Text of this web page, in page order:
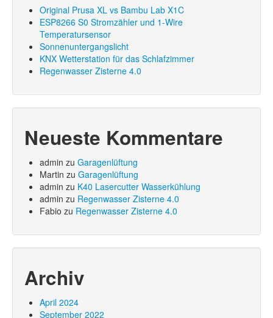
Original Prusa XL vs Bambu Lab X1C
ESP8266 S0 Stromzähler und 1-Wire
Temperatursensor
Sonnenuntergangslicht
KNX Wetterstation für das Schlafzimmer
Regenwasser Zisterne 4.0
Neueste Kommentare
admin zu Garagenlüftung
Martin zu Garagenlüftung
admin zu K40 Lasercutter Wasserkühlung
admin zu Regenwasser Zisterne 4.0
Fabio zu Regenwasser Zisterne 4.0
Archiv
April 2024
September 2022